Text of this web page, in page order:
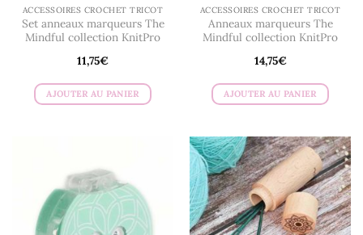
ACCESSOIRES CROCHET TRICOT
Set anneaux marqueurs The
Mindful collection KnitPro
11,75€
AJOUTER AU PANIER
ACCESSOIRES CROCHET TRICOT
Anneaux marqueurs The
Mindful collection KnitPro
14,75€
AJOUTER AU PANIER